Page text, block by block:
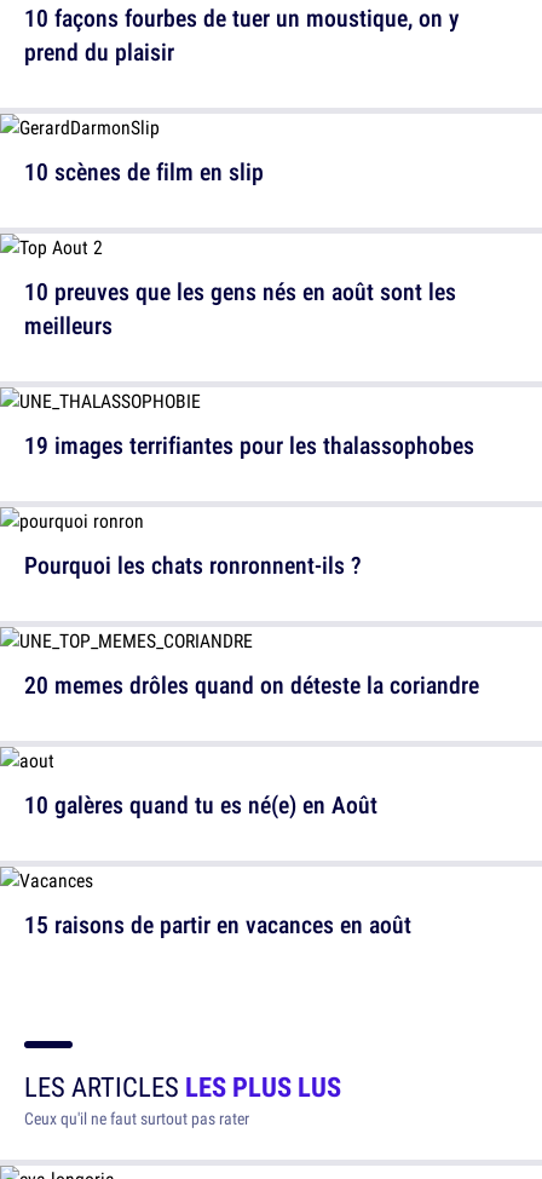
10 façons fourbes de tuer un moustique, on y
prend du plaisir
10 preuves que les gens nés en août sont les
meilleurs
Pourquoi les chats ronronnent-ils ?
10 galères quand tu es né(e) en Août
10 scènes de film en slip
19 images terrifiantes pour les thalassophobes
20 memes drôles quand on déteste la coriandre
15 raisons de partir en vacances en août
LES ARTICLES LES PLUS LUS
Ceux qu'il ne faut surtout pas rater